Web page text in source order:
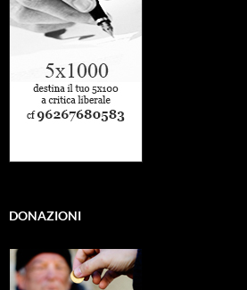
DONAZIONI